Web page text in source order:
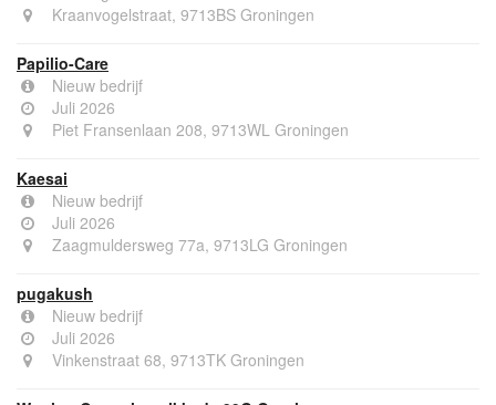
Kraanvogelstraat, 9713BS Groningen
Papilio-Care
Nieuw bedrijf
Juli 2026
Piet Fransenlaan 208, 9713WL Groningen
Kaesai
Nieuw bedrijf
Juli 2026
Zaagmuldersweg 77a, 9713LG Groningen
pugakush
Nieuw bedrijf
Juli 2026
Vinkenstraat 68, 9713TK Groningen